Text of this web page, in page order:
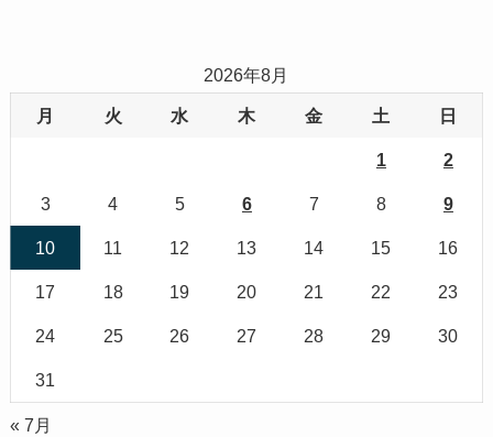
2026年8月
月 火 水 木 金 土 日
1 2
3 4 5 6 7 8 9
10 11 12 13 14 15 16
17 18 19 20 21 22 23
24 25 26 27 28 29 30
31
« 7月